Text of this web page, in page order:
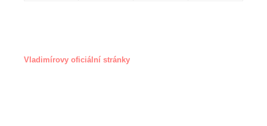
Vladimírovy oficiální stránky